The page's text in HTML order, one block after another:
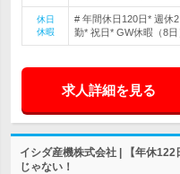
休日
休暇
# 年間休日120日* 週
勤* 祝日* GW休暇（8日
求人詳細を見る
イシダ産機株式会社 | 【年休
じゃない！